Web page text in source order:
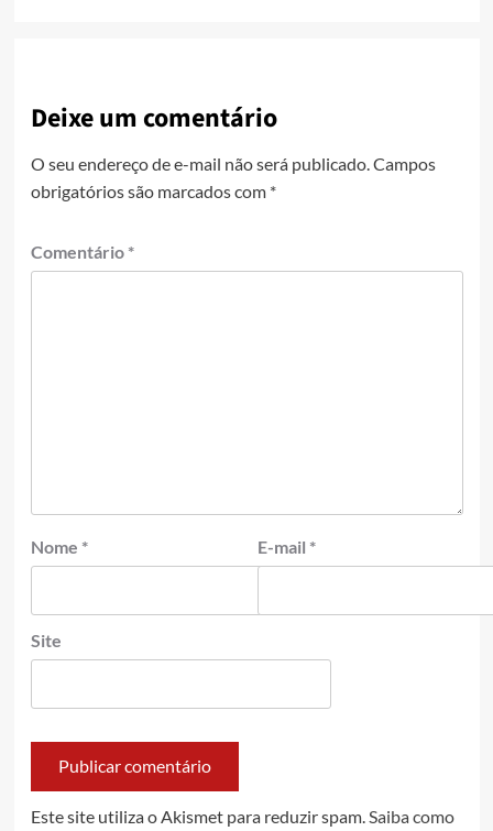
Deixe um comentário
O seu endereço de e-mail não será publicado. Campos
obrigatórios são marcados com *
Comentário *
Nome * E-mail *
Site
Este site utiliza o Akismet para reduzir spam. Saiba como